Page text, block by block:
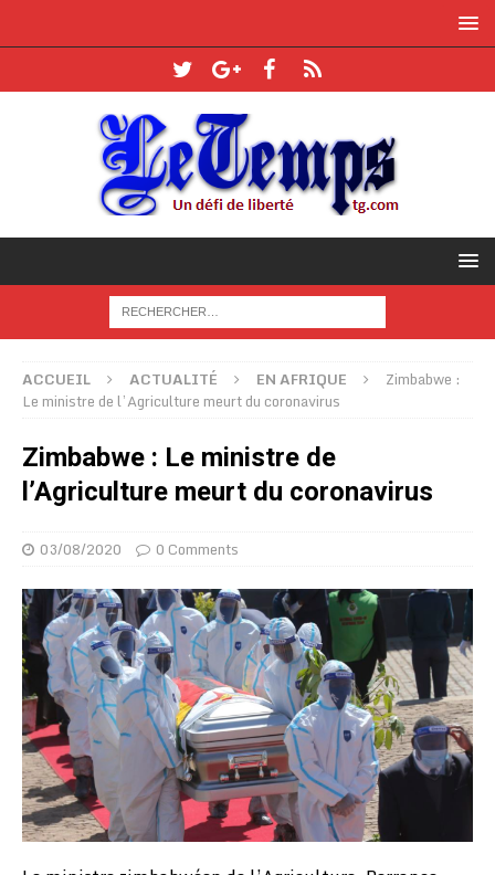
ACCUEIL ACTUALITÉ EN AFRIQUE
Zimbabwe :
Le ministre de l’Agriculture meurt du coronavirus
Zimbabwe : Le ministre de
l’Agriculture meurt du coronavirus
03/08/2020 0 Comments